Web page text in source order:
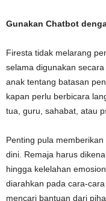
Gunakan Chatbot
Firesta tidak melarang
selama digunakan
anak tentang batasan
kapan perlu berbicara
tua, guru, sahabat, atau
Penting pula
dini. Remaja harus
hingga kelelahan
diarahkan pada cara-
mencari bantuan dari